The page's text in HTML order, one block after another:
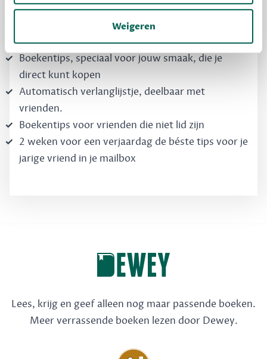
Weigeren
Schrijf nu gratis in
Boekentips, speciaal voor jouw smaak, die je
direct kunt kopen
Automatisch verlanglijstje, deelbaar met
vrienden.
Boekentips voor vrienden die niet lid zijn
2 weken voor een verjaardag de béste tips voor je
jarige vriend in je mailbox
Lees, krijg en geef alleen nog maar passende boeken.
Meer verrassende boeken lezen door Dewey.